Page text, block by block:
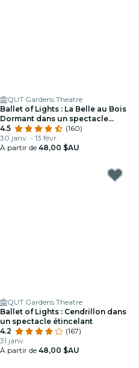
QUT Gardens Theatre
Ballet of Lights : La Belle au Bois
Dormant dans un spectacle
étincelant
4.5
(160)
30 janv. - 13 févr.
À partir de 48,00 $AU
QUT Gardens Theatre
Ballet of Lights : Cendrillon dans
un spectacle étincelant
4.2
(167)
31 janv.
À partir de 48,00 $AU